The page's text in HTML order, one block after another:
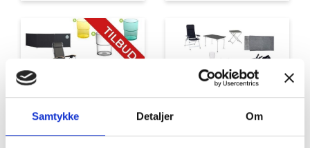
Samtykke Detaljer Om